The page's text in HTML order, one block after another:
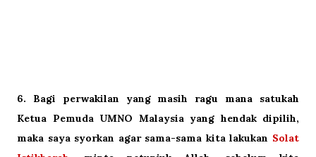
6. Bagi perwakilan yang masih ragu mana satukah
Ketua Pemuda UMNO Malaysia yang hendak dipilih,
maka saya syorkan agar sama-sama kita lakukan Solat